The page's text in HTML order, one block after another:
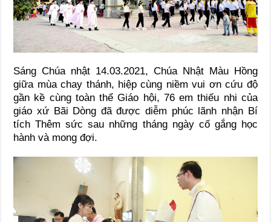
Sáng Chúa nhật 14.03.2021, Chúa Nhật Màu Hồng
giữa mùa chay thánh, hiệp cùng niềm vui ơn cứu độ
gần kề cùng toàn thể Giáo hội, 76 em thiếu nhi của
giáo xứ Bãi Dòng đã được diễm phúc lãnh nhận Bí
tích Thêm sức sau những tháng ngày cố gắng học
hành và mong đợi.